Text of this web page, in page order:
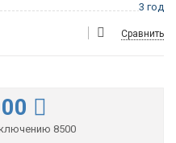
3 год
Сравнить
8500